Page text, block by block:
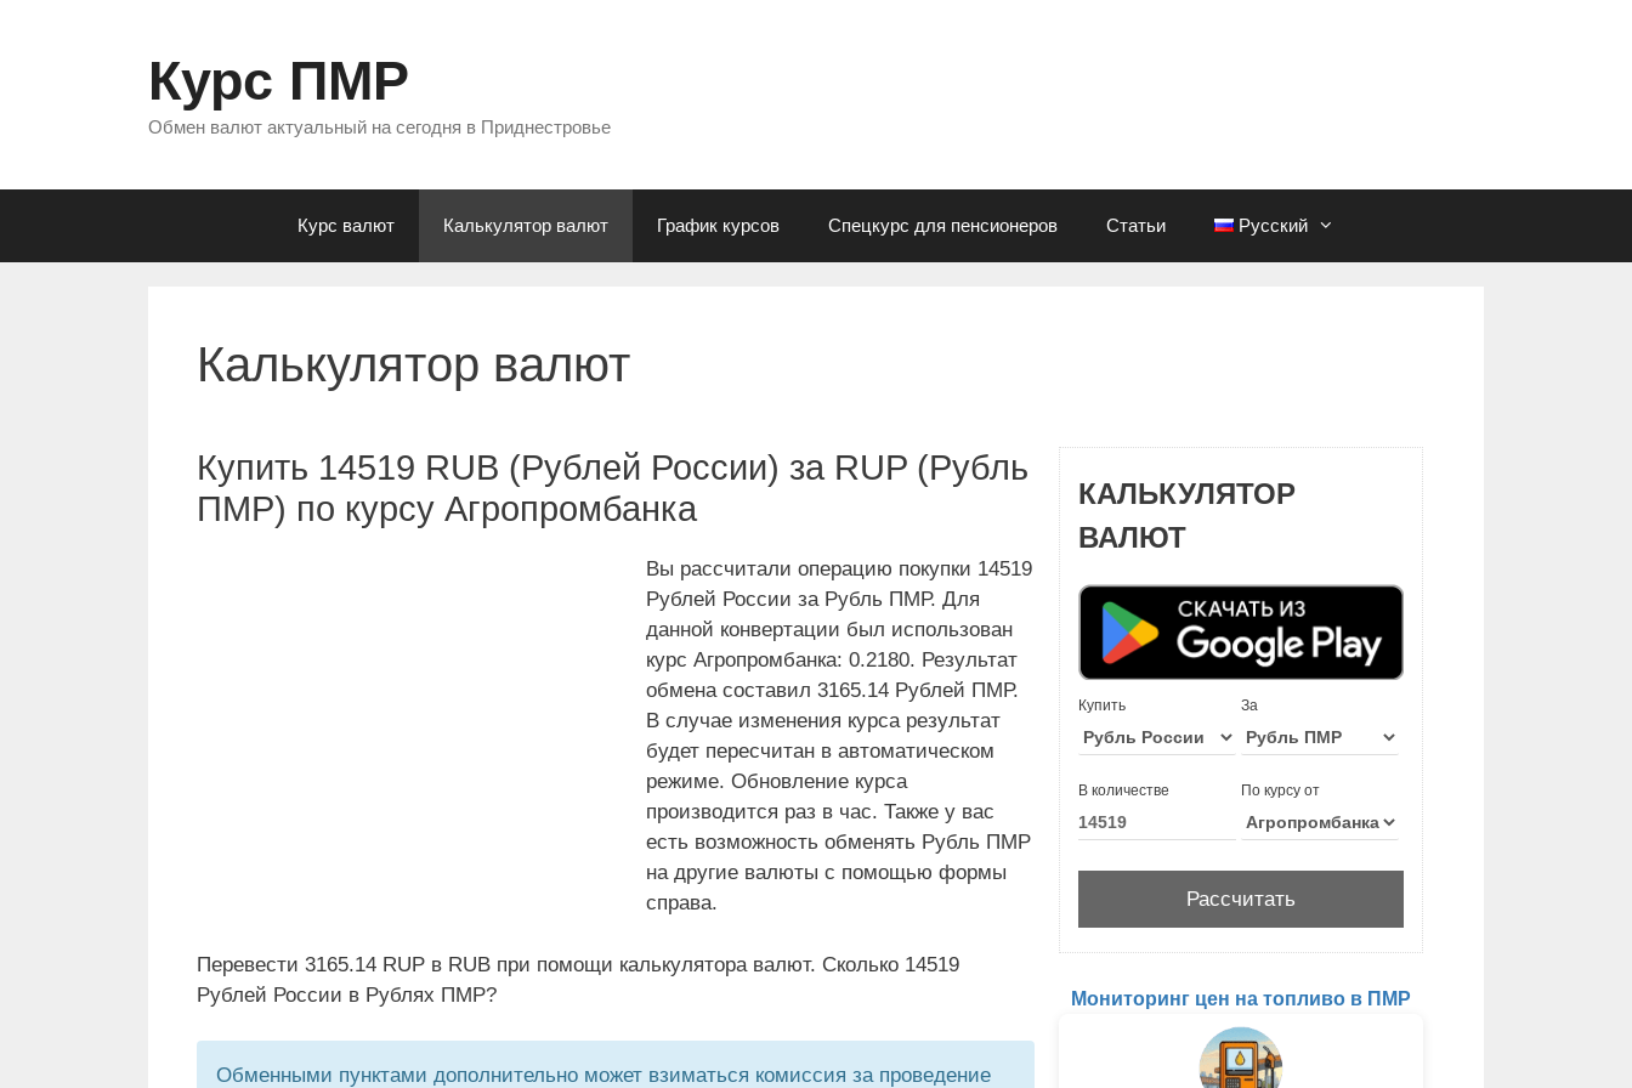
Курс ПМР
Обмен валют актуальный на сегодня в Приднестровье
Курс валют Калькулятор валют График курсов Спецкурс для пенсионеров Статьи Русский
Калькулятор валют
Купить 14519 RUB (Рублей России) за RUP (Рубль
ПМР) по курсу Агропромбанка
Вы рассчитали операцию покупки 14519
Рублей России за Рубль ПМР. Для
данной конвертации был использован
курс Агропромбанка: 0.2180. Результат
обмена составил 3165.14 Рублей ПМР.
В случае изменения курса результат
будет пересчитан в автоматическом
режиме. Обновление курса
производится раз в час. Также у вас
есть возможность обменять Рубль ПМР
на другие валюты с помощью формы
справа.
Перевести 3165.14 RUP в RUB при помощи калькулятора валют. Сколько 14519
Рублей России в Рублях ПМР?
Обменными пунктами дополнительно может взиматься комиссия за проведение
КАЛЬКУЛЯТОР
ВАЛЮТ
Купить За
В количестве По курсу от
Мониторинг цен на топливо в ПМР